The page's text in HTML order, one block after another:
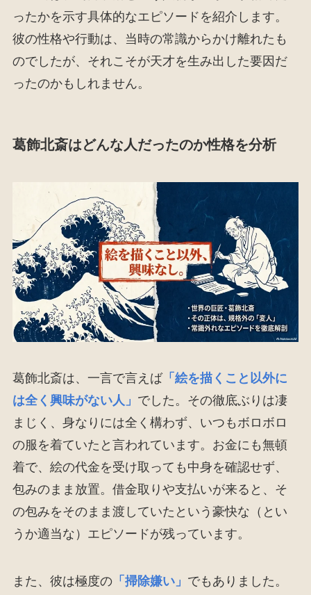
ったかを示す具体的なエピソードを紹介します。
彼の性格や行動は、当時の常識からかけ離れたも
のでしたが、それこそが天才を生み出した要因だ
ったのかもしれません。
葛飾北斎はどんな人だったのか性格を分析
葛飾北斎は、一言で言えば「絵を描くこと以外に
は全く興味がない人」 でした。その徹底ぶりは凄
まじく、身なりには全く構わず、いつもボロボロ
の服を着ていたと言われています。お金にも無頓
着で、絵の代金を受け取っても中身を確認せず、
包みのまま放置。借金取りや支払いが来ると、そ
の包みをそのまま渡していたという豪快な（とい
うか適当な）エピソードが残っています。
また、彼は極度の「掃除嫌い」 でもありました。